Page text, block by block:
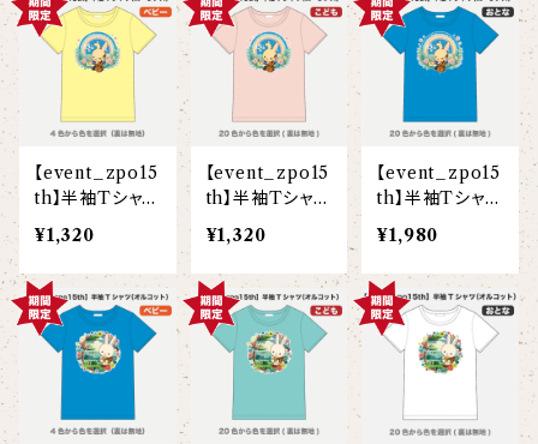
カバーオール
ギフトセット
Tシャツ
【face】
【kakugen】
【hibiscus】
【I love】
【onepoint】
オーバーサイズTシャツ（半袖）
【custom_point】
【face_point】
【resort】
【motif】
マグナムウェイトビッグシルエットTシャツ
【hello(刺繍)】
ベースボールシャツ
ポロシャツ
【emblem_basic】
【emblem_chara】
シャツ
アロハシャツ
パーカー
おけいこバッグ
デニムトート
ジュートバッグ
ブランケット
ペットアイテム
巾着
サコッシュ
ポシェット
バックパック・リュック
インドライオン
ドゥクラングール
マレーバク
スマトラトラ
ホッキョクグマ
メグ
ベス
ジョー
ハンナ
サキソフォックス
ラトゥール
ラフィット
ムートン
クラリキャット
メリッサ
ローズマリー
ペパーミント
ことふえパピヨン
パーカッション
ドール
ナマケモノ
ズーラシアンフィルハーモニー管弦楽団
コビトカバ
はたらくトリ
【event_zpo15
th】半袖Tシャツ
（ローレンス）(ベ
ビー)
¥1,320
【event_zpo15
th】半袖Tシャツ
（ローレンス）(こ
ども)
¥1,320
【event_zpo15
th】半袖Tシャツ
（ローレンス）(大
人)
¥1,980